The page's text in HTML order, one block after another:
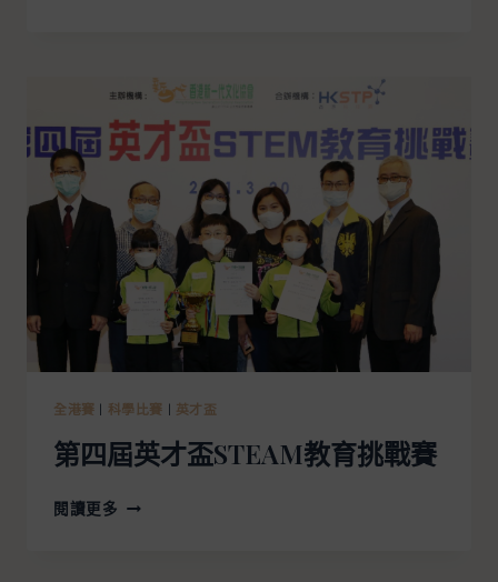
全港賽 科學比賽 英才盃
第四屆英才盃STEAM教育挑戰賽
閱讀更多